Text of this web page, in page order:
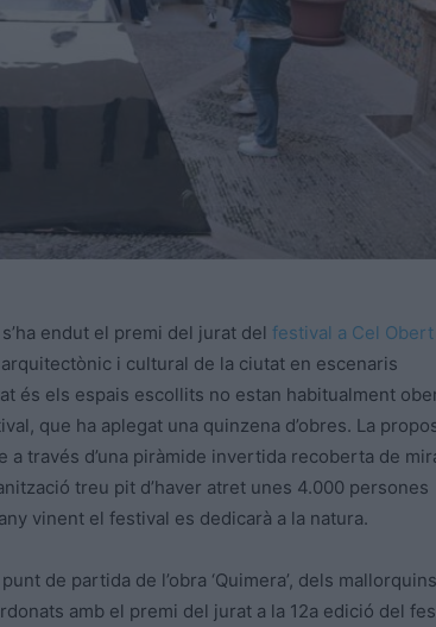
s’ha endut el premi del jurat del festival a Cel Obert
i cultural de la ciutat en escenaris
és els espais escollits no estan habitualment
que ha aplegat una quinzena d’obres. La
través d’una piràmide invertida recoberta de
treu pit d’haver atret unes 4.000 persones
vinent el festival es dedicarà a la natura.
de partida de l’obra ‘Quimera’, dels mallorquins
amb el premi del jurat a la 12a edició del